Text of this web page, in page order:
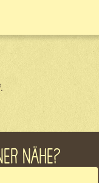
NÄHE?